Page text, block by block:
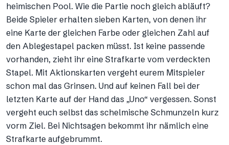
heimischen Pool. Wie die Partie noch gleich abläuft?
Beide Spieler erhalten sieben Karten, von denen ihr
eine Karte der gleichen Farbe oder gleichen Zahl auf
den Ablegestapel packen müsst. Ist keine passende
vorhanden, zieht ihr eine Strafkarte vom verdeckten
Stapel. Mit Aktionskarten vergeht eurem Mitspieler
schon mal das Grinsen. Und auf keinen Fall bei der
letzten Karte auf der Hand das „Uno“ vergessen. Sonst
vergeht euch selbst das schelmische Schmunzeln kurz
vorm Ziel. Bei Nichtsagen bekommt ihr nämlich eine
Strafkarte aufgebrummt.